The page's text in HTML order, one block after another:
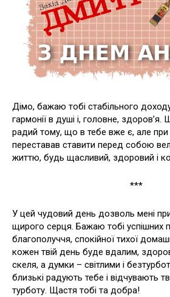
Дімо, бажаю тобі стабільного
гармонії в душі і, головне,
радий тому, що в тебе вже є, але при
переставав ставити перед собою
життю, будь щасливий, здоровий і
***
У цей чудовий день дозволь мені
щирого серця. Бажаю тобі успішних
благополуччя, спокійної тихої
кожен твій день буде вдалим,
скеля, а думки – світлими і
близькі радують тебе і відчувають
турботу. Щастя тобі та добра!